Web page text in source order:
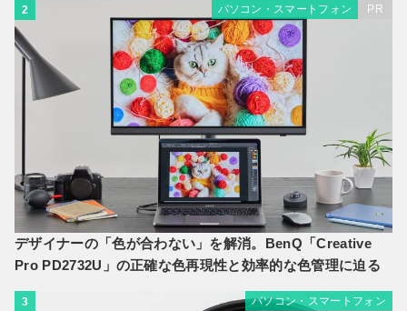
2 パソコン・スマートフォン PR
デザイナーの「色が合わない」を解消。BenQ「Creative
Pro PD2732U」の正確な色再現性と効率的な色管理に迫る
3 パソコン・スマートフォン